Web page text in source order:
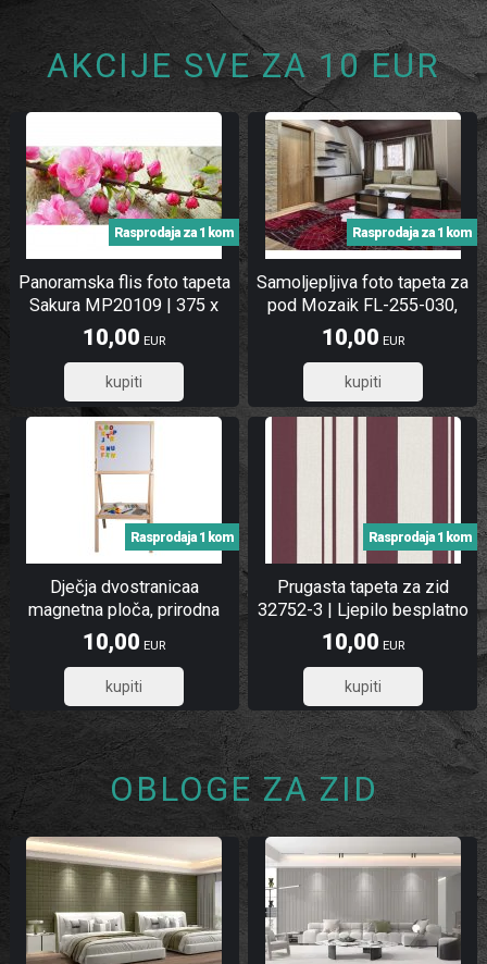
AKCIJE SVE ZA 10 EUR
Panoramska flis foto tapeta
Sakura MP20109 | 375 x
150 cm
Rasprodaja za 1 kom
10,00 EUR
8,00
Samoljepljiva foto tapeta za
pod Mozaik FL-255-030,
255x170 cm
Rasprodaja za 1 kom
10,00 EUR
8,00
Dječja dvostranicaa
magnetna ploča, prirodna
Rasprodaja 1 kom
10,00 EUR
8,00
Prugasta tapeta za zid
32752-3 | Ljepilo besplatno
Rasprodaja 1 kom
10,00 EUR
8,00
OBLOGE ZA ZID